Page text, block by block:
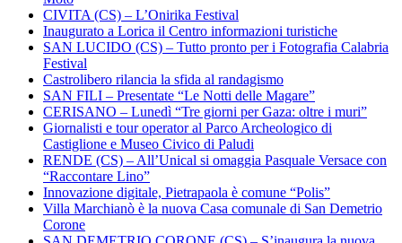
CIVITA (CS) – L’Onirika Festival
Inaugurato a Lorica il Centro informazioni turistiche
SAN LUCIDO (CS) – Tutto pronto per i Fotografia Calabria
Festival
Castrolibero rilancia la sfida al randagismo
SAN FILI – Presentate “Le Notti delle Magare”
CERISANO – Lunedì “Tre giorni per Gaza: oltre i muri”
Giornalisti e tour operator al Parco Archeologico di
Castiglione e Museo Civico di Paludi
RENDE (CS) – All’Unical si omaggia Pasquale Versace con
“Raccontare Lino”
Innovazione digitale, Pietrapaola è comune “Polis”
Villa Marchianò è la nuova Casa comunale di San Demetrio
Corone